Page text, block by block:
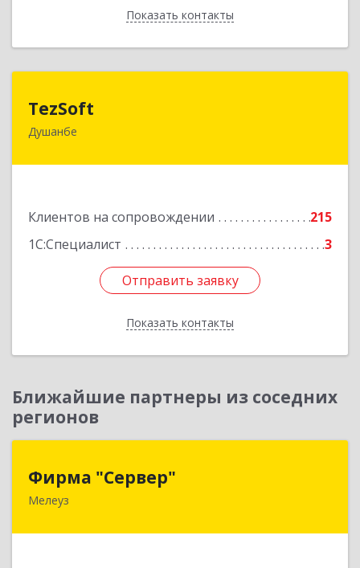
Показать контакты
Назад
TezSoft
Душанбе
Клиентов на сопровождении
215
1С:Специалист
3
Отправить заявку
Показать контакты
Таджикистан, г. Душанбе, ул. Дружбы народов,
Отправить заявку
Назад
Ближайшие партнеры из соседних
регионов
Фирма "Сервер"
Мелеуз
453852, Башкортостан Респ, Мелеузовский р-н,